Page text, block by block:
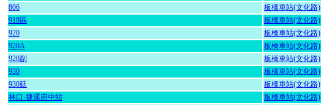
806
板橋車站(文化路)
918區
板橋車站(文化路)
920
板橋車站(文化路)
920A
板橋車站(文化路)
920副
板橋車站(文化路)
930
板橋車站(文化路)
930延
板橋車站(文化路)
林口-捷運府中站
板橋車站(文化路)